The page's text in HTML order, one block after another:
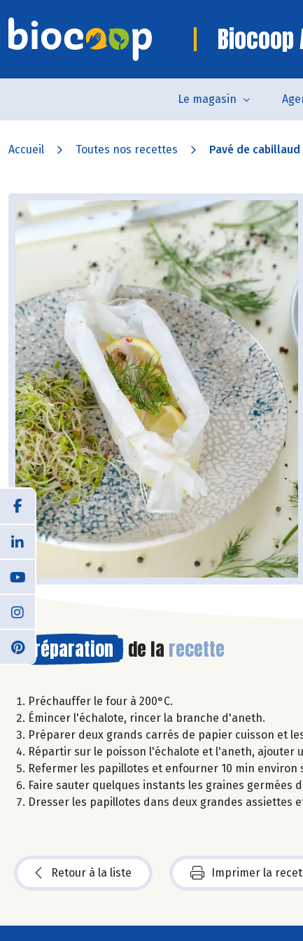
Biocoop
Le magasin
Accueil Toutes nos recettes Pavé de
Préparation de la recette
Préchauffer le four à 200°C.
Émincer l'échalote, rincer la branche d'aneth.
Préparer deux grands carrés de papier cuisson et
Répartir sur le poisson l'échalote et l'aneth, ajouter
Refermer les papillotes et enfourner 10 min environ
Faire sauter quelques instants les graines germées
Dresser les papillotes dans deux grandes assiettes
Retour à la liste Imprimer la